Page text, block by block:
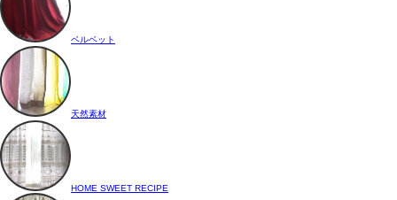
ベルベット
天然素材
HOME SWEET RECIPE